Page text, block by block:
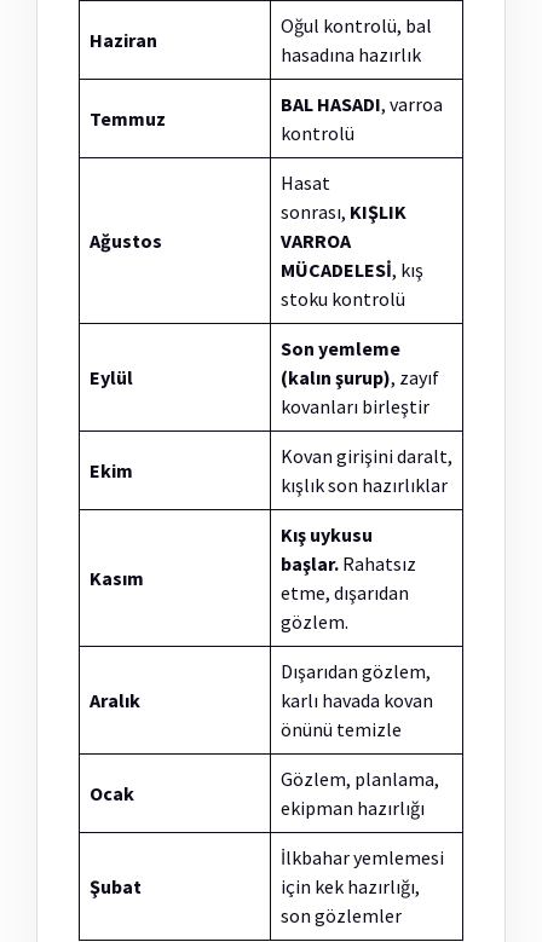
Haziran
Oğul kontrolü, bal
hasadına hazırlık
Temmuz
BAL HASADI, varroa
kontrolü
Ağustos
Hasat
sonrası, KIŞLIK
VARROA
MÜCADELESİ, kış
stoku kontrolü
Eylül
Son yemleme
(kalın şurup), zayıf
kovanları birleştir
Ekim
Kovan girişini daralt,
kışlık son hazırlıklar
Kasım
Kış uykusu
başlar. Rahatsız
etme, dışarıdan
gözlem.
Aralık
Dışarıdan gözlem,
karlı havada kovan
önünü temizle
Ocak
Gözlem, planlama,
ekipman hazırlığı
Şubat
İlkbahar yemlemesi
için kek hazırlığı,
son gözlemler